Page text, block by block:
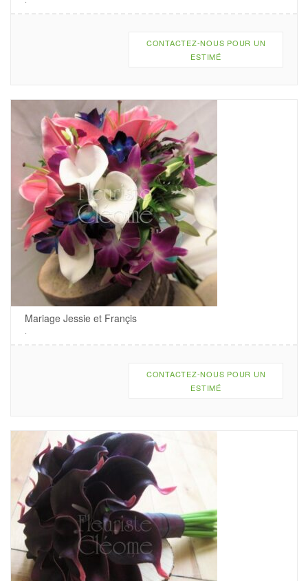
CONTACTEZ-NOUS POUR UN
ESTIMÉ
Mariage Jessie et Françis
CONTACTEZ-NOUS POUR UN
ESTIMÉ